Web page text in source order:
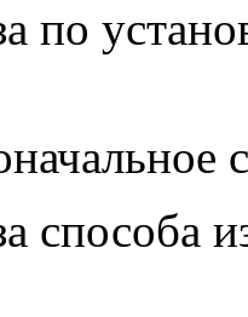
по
способа